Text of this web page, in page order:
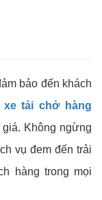
bảo đến khách
tải chở hàng
Không ngừng
vụ đem đến trải
hàng trong mọi